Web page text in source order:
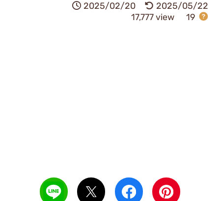
2025/02/20
2025/05/22
17,777 view
19